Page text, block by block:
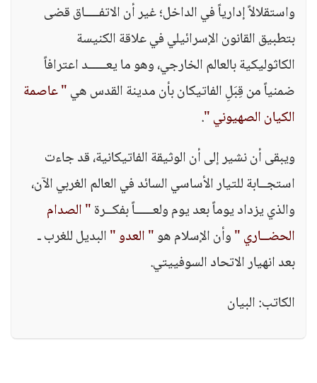
واستقلالاً إدارياً في الداخل؛ غير أن الاتفــــاق قضى
بتطبيق القانون الإسرائيلي في علاقة الكنيسة
الكاثوليكية بالعالم الخارجي، وهو ما يعـــــد اعترافاً
ضمنياً من قِبَلِ الفاتيكان بأن مدينة القدس هي" عاصمة
الكيان الصهيوني ".
ويبقى أن نشير إلى أن الوثيقة الفاتيكانية، قد جاءت
استجــابة للتيار الأساسي السائد في العالم الغربي الآن،
والذي يزداد يوماً بعد يوم ولعـــــاً بفكــرة" الصدام
الحضــاري "وأن الإسلام هو" العدو "البديل للغرب ـ
بعد انهيار الاتحاد السوفييتي.
الكاتب: البيان